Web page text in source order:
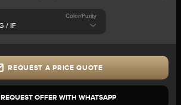
Color/Purity
REQUEST A PRICE QUOTE
REQUEST OFFER WITH WHATSAPP